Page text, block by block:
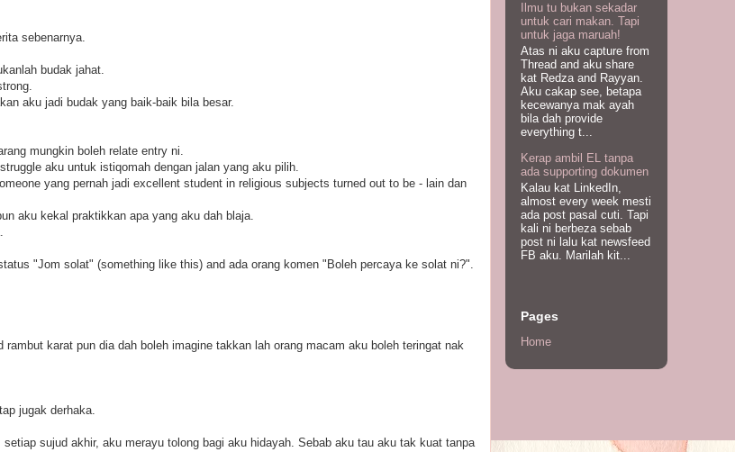
sebenarnya.
budak jahat.
aku jadi budak yang baik-baik bila besar.
mungkin boleh relate entry ni.
aku untuk istiqomah dengan jalan yang aku pilih.
yang pernah jadi excellent student in religious subjects turned out to be - lain dan
aku kekal praktikkan apa yang aku dah blaja.
"Jom solat" (something like this) and ada orang komen "Boleh percaya ke solat ni?".
rambut karat pun dia dah boleh imagine takkan lah orang macam aku boleh teringat nak
jugak derhaka.
sujud akhir, aku merayu tolong bagi aku hidayah. Sebab aku tau aku tak kuat tanpa
Ilmu tu bukan sekadar
untuk cari makan. Tapi
untuk jaga maruah!
Atas ni aku capture from
Thread and aku share
kat Redza and Rayyan.
Aku cakap see, betapa
kecewanya mak ayah
bila dah provide
everything t...
Kerap ambil EL tanpa
ada supporting dokumen
Kalau kat LinkedIn,
almost every week mesti
ada post pasal cuti. Tapi
kali ni berbeza sebab
post ni lalu kat newsfeed
FB aku. Marilah kit...
Pages
Home